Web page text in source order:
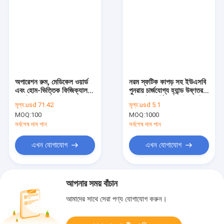
অপারেশন রুম, মেডিকেল ওয়ার্ড
এবং হোম-ভিত্তিক ফিজিক্যাল
ইলেকট্রিক হিটেড প্যাড, যা
নিরাপদ এবং ধারাবাহিক উষ্ণতা
প্রদান করে
মূল্য:usd 71.42
MOQ:100
সর্বশেষ দাম পান
এখন যোগাযোগ
নরম স্ফটিক কাপড় সহ ইউএসবি
পুনরায় চার্জযোগ্য হ্যান্ড উষ্ণতর
বহিরঙ্গন এবং ভ্রমণের জন্য আদর্শ
স্থিতিশীল মৃদু তাপ প্রদান
মূল্য:usd 5.1
MOQ:1000
সর্বশেষ দাম পান
এখন যোগাযোগ
আপনার সময় বাঁচান
আমাদের সাথে সেরা পণ্য যোগাযোগ করুন।